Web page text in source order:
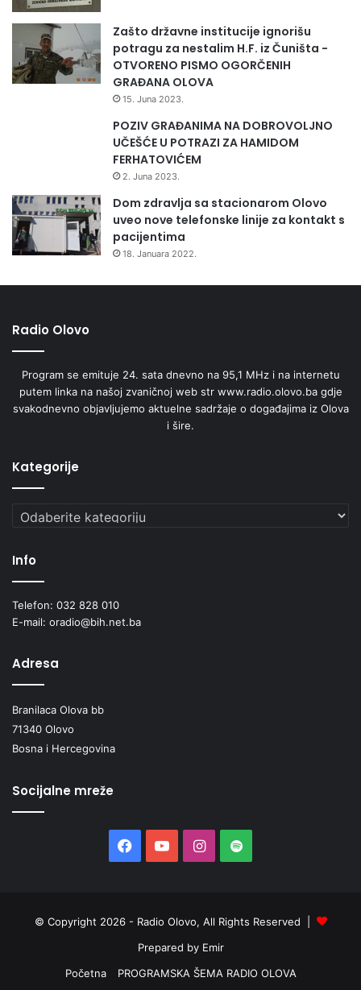
Zašto državne institucije ignorišu
potragu za nestalim H.F. iz Čuništa -
OTVORENO PISMO OGORČENIH
GRAĐANA OLOVA
15. Juna 2023.
POZIV GRAĐANIMA NA DOBROVOLJNO
UČEŠĆE U POTRAZI ZA HAMIDOM
FERHATOVIĆEM
2. Juna 2023.
Dom zdravlja sa stacionarom Olovo
uveo nove telefonske linije za kontakt s
pacijentima
18. Januara 2022.
Radio Olovo
Program se emituje 24. sata dnevno na 95,1 MHz i na internetu
putem linka na našoj zvaničnoj web str www.radio.olovo.ba gdje
svakodnevno objavljujemo aktuelne sadržaje o događajima iz Olova
i šire.
Kategorije
Kategorije
Info
Telefon: 032 828 010
E-mail: oradio@bih.net.ba
Adresa
Branilaca Olova bb
71340 Olovo
Bosna i Hercegovina
Socijalne mreže
Facebook
YouTubeInstagram
Spotify
© Copyright 2026 - Radio Olovo, All Rights Reserved |
Prepared by Emir
Početna
PROGRAMSKA ŠEMA RADIO OLOVA